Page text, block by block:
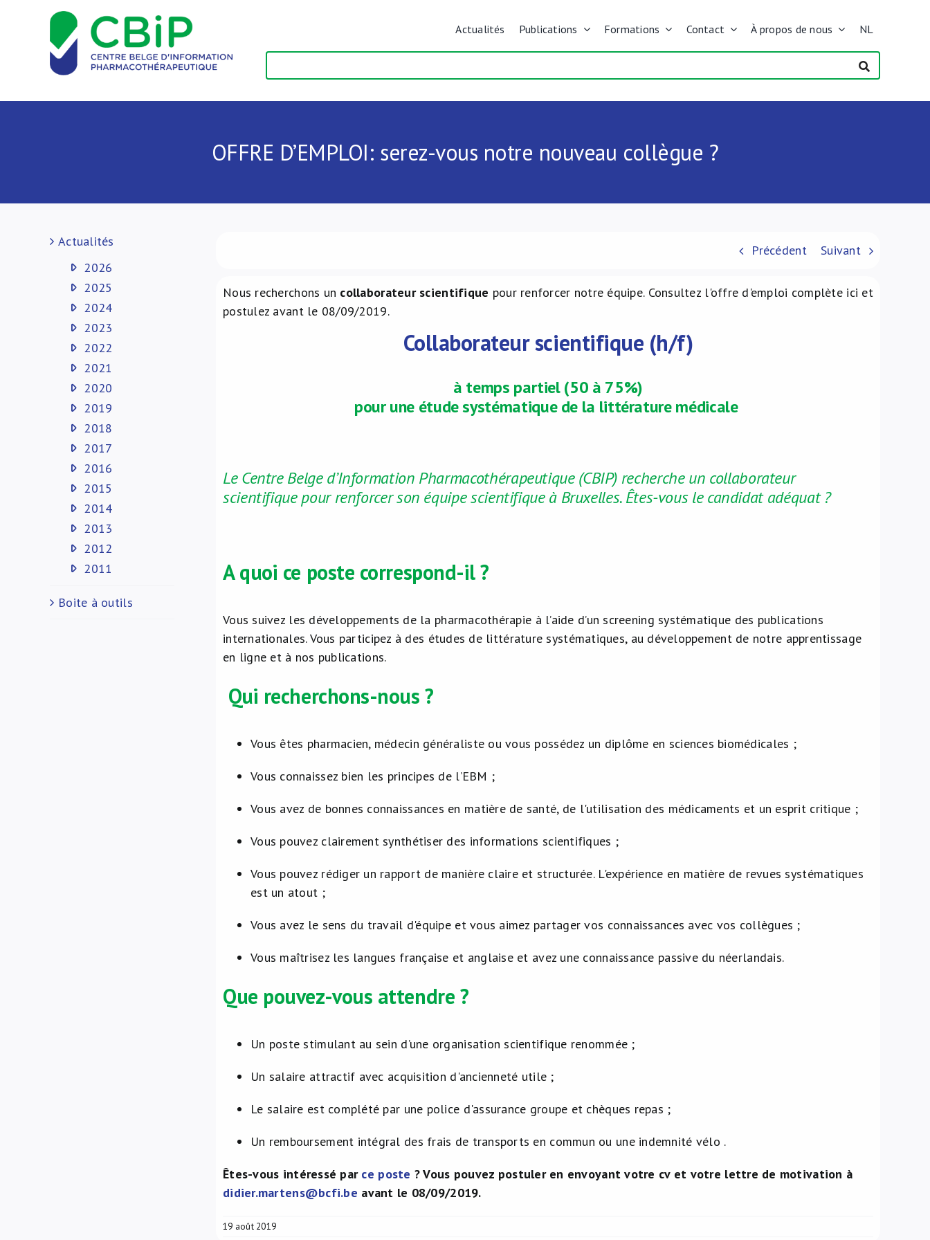
Actualités Publications Formations Contact À propos de nous NL
OFFRE D’EMPLOI: serez-vous notre nouveau collègue ?
Précédent Suivant
Nous recherchons un collaborateur scientifique pour renforcer notre équipe. Consultez l'offre d'emploi complète ici et
postulez avant le 08/09/2019.
Collaborateur scientifique (h/f)
à temps partiel (50 à 75%)
pour une étude systématique de la littérature médicale
Le Centre Belge d’Information Pharmacothérapeutique (CBIP) recherche un collaborateur
scientifique pour renforcer son équipe scientifique à Bruxelles. Êtes-vous le candidat adéquat ?
A quoi ce poste correspond-il ?
Vous suivez les développements de la pharmacothérapie à l’aide d’un screening systématique des publications
internationales. Vous participez à des études de littérature systématiques, au développement de notre apprentissage
en ligne et à nos publications.
Qui recherchons-nous ?
Vous êtes pharmacien, médecin généraliste ou vous possédez un diplôme en sciences biomédicales ;
Vous connaissez bien les principes de l’EBM ;
Vous avez de bonnes connaissances en matière de santé, de l'utilisation des médicaments et un esprit critique ;
Vous pouvez clairement synthétiser des informations scientifiques ;
Vous pouvez rédiger un rapport de manière claire et structurée. L'expérience en matière de revues systématiques
est un atout ;
Vous avez le sens du travail d'équipe et vous aimez partager vos connaissances avec vos collègues ;
Vous maîtrisez les langues française et anglaise et avez une connaissance passive du néerlandais.
Que pouvez-vous attendre ?
Un poste stimulant au sein d’une organisation scientifique renommée ;
Un salaire attractif avec acquisition d'ancienneté utile ;
Le salaire est complété par une police d'assurance groupe et chèques repas ;
Un remboursement intégral des frais de transports en commun ou une indemnité vélo .
Êtes-vous intéressé par ce poste ? Vous pouvez postuler en envoyant votre cv et votre lettre de motivation à
didier.martens@bcfi.be avant le 08/09/2019.
19 août 2019
Actualités
2026
2025
2024
2023
2022
2021
2020
2019
2018
2017
2016
2015
2014
2013
2012
2011
Boite à outils